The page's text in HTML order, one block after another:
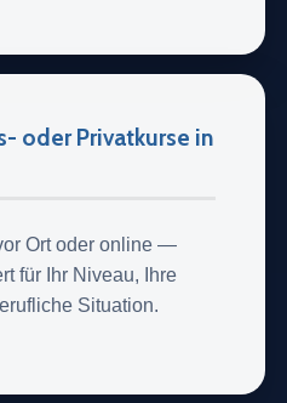
oder Privatkurse in
Ort oder online —
für Ihr Niveau, Ihre
Situation.